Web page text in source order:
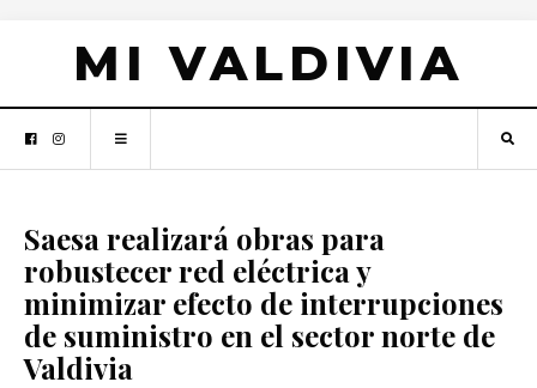
MI VALDIVIA
Saesa realizará obras para
robustecer red eléctrica y
minimizar efecto de interrupciones
de suministro en el sector norte de
Valdivia